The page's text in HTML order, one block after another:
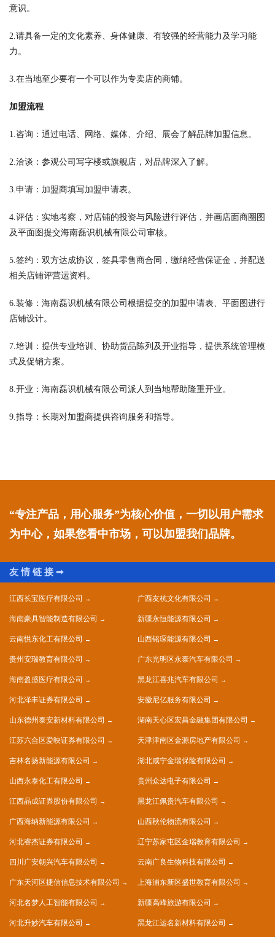
意识。
2.请具备一定的文化素养、身体健康、有较强的经营能力及学习能
力。
3.在当地至少要有一个可以作为专卖店的商铺。
加盟流程
1.咨询：通过电话、网络、媒体、介绍、展会了解品牌加盟信息。
2.洽谈：参观公司写字楼或旗舰店，对品牌深入了解。
3.申请：加盟商填写加盟申请表。
4.评估：实地考察，对店铺的投资与风险进行评估，并画店面商圈图
及平面图提交海南磊识机械有限公司审核。
5.签约：双方达成协议，签具零售商合同，缴纳经营保证金，并配送
相关店铺评营运资料。
6.装修：海南磊识机械有限公司根据提交的加盟申请表、平面图进行
店铺设计。
7.培训：提供专业培训、协助货品陈列及开业指导，提供系统管理模
式及促销方案。
8.开业：海南磊识机械有限公司派人到当地帮助隆重开业。
9.指导：长期对加盟商提供咨询服务和指导。
“专注产品，用心服务”为核心价值，一切以用户需求
为中心，如果您看中市场，可以加盟我们品牌。
江西长宝医疗有限公司 广西友杭文化有限公司
海南豪具智能制造有限公司 新疆永恒能源有限公司
云南悦东化工有限公司 山西铭琛能源有限公司
贵州安瑞教育有限公司 广东光明区永泰汽车有限公司
海南盈盛医疗有限公司 黑龙江喜兆汽车有限公司
河北泽丰证券有限公司 安徽尼亿服务有限公司
山东德州泰安新材料有限公司 湖南天心区宏昌金融集团有限公司
江苏六合区爱映证券有限公司 天津津南区金源房地产有限公司
吉林名扬新能源有限公司 湖北咸宁金瑞保险有限公司
山西永泰化工有限公司 贵州众达电子有限公司
江西晶成证券股份有限公司 黑龙江佩贵汽车有限公司
广西海纳新能源有限公司 山西秋伦物流有限公司
河北睿杰证券有限公司 辽宁苏家屯区金瑞教育有限公司
四川广安朝兴汽车有限公司 云南广良生物科技有限公司
广东天河区捷信信息技术有限公司 上海浦东新区盛世教育有限公司
河北名梦人工智能有限公司 新疆高峰旅游有限公司
河北升妙汽车有限公司 黑龙江运名新材料有限公司